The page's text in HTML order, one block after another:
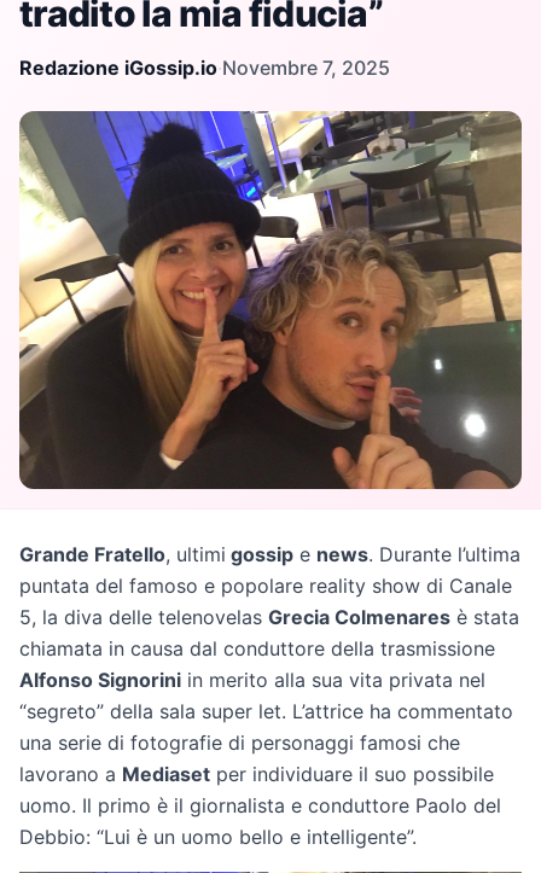
tradito la mia fiducia”
Redazione iGossip.io·Novembre 7, 2025
Grande Fratello, ultimi gossip e news. Durante l’ultima
puntata del famoso e popolare reality show di Canale
5, la diva delle telenovelas Grecia Colmenares è stata
chiamata in causa dal conduttore della trasmissione
Alfonso Signorini in merito alla sua vita privata nel
“segreto” della sala super let. L’attrice ha commentato
una serie di fotografie di personaggi famosi che
lavorano a Mediaset per individuare il suo possibile
uomo. Il primo è il giornalista e conduttore Paolo del
Debbio: “Lui è un uomo bello e intelligente”.